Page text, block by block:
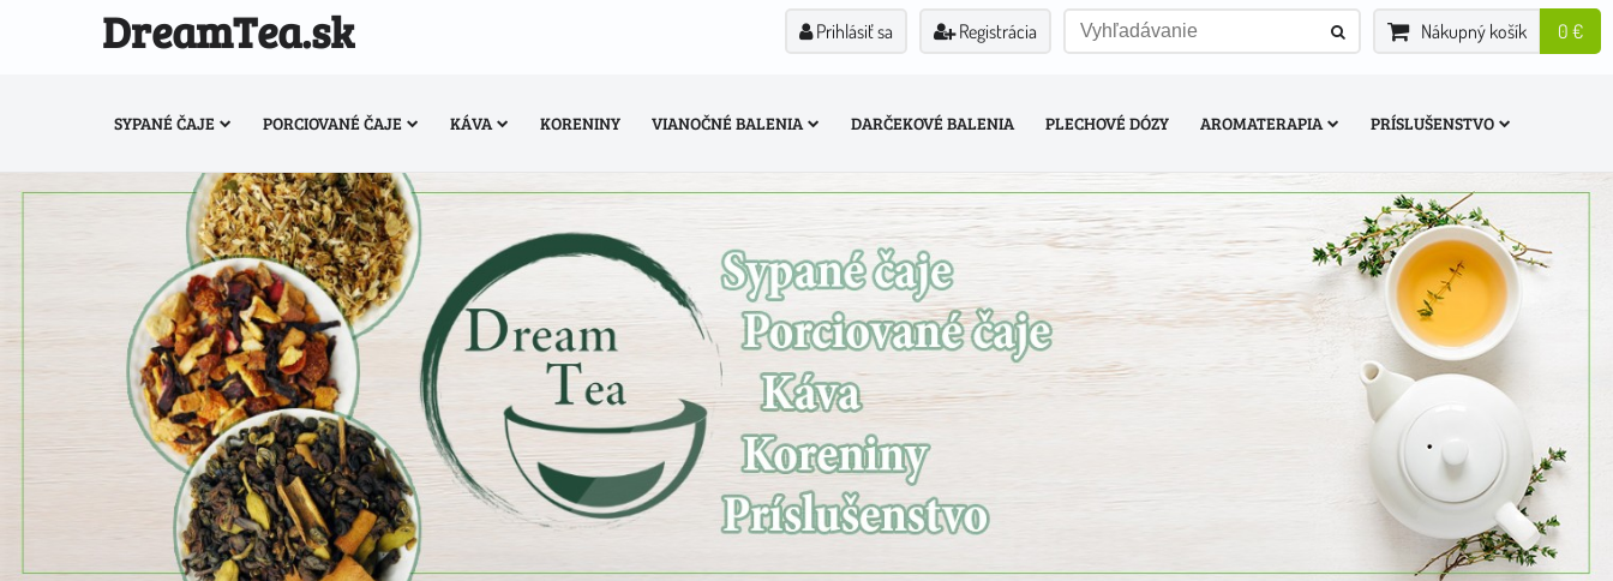
DreamTea.sk Prihlásiť sa Registrácia Nákupný košík 0 €
SYPANÉ ČAJE PORCIOVANÉ ČAJE KÁVA KORENINY VIANOČNÉ BALENIA DARČEKOVÉ BALENIA PLECHOVÉ DÓZY AROMATERAPIA PRÍSLUŠENSTVO